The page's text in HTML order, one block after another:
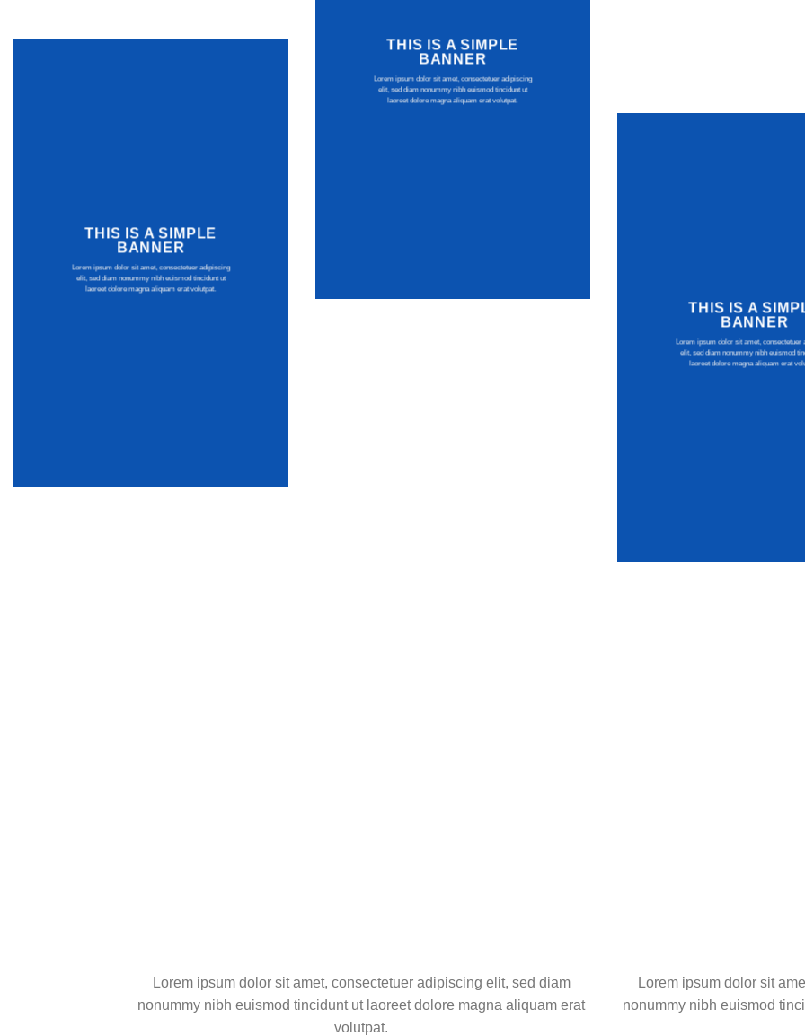
THIS IS A SIMPLE
BANNER
Lorem ipsum dolor sit amet, consectetuer adipiscing
elit, sed diam nonummy nibh euismod tincidunt ut
laoreet dolore magna aliquam erat volutpat.
THIS IS A SIMPLE
BANNER
Lorem ipsum dolor sit amet, consectetuer adipiscing
elit, sed diam nonummy nibh euismod tincidunt ut
laoreet dolore magna aliquam erat volutpat.
THIS IS A
BANNER
Lorem ipsum dolor sit amet, consectetuer
elit, sed diam nonummy nibh euismod
laoreet dolore magna aliquam erat
Lorem ipsum dolor sit amet, consectetuer adipiscing elit, sed diam
nonummy nibh euismod tincidunt ut laoreet dolore magna aliquam erat
volutpat.
Lorem ipsum dolor sit
nonummy nibh euismod